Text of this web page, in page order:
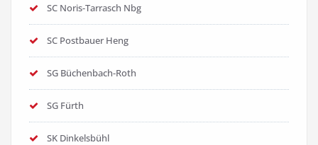
SC Noris-Tarrasch Nbg
SC Postbauer Heng
SG Büchenbach-Roth
SG Fürth
SK Dinkelsbühl